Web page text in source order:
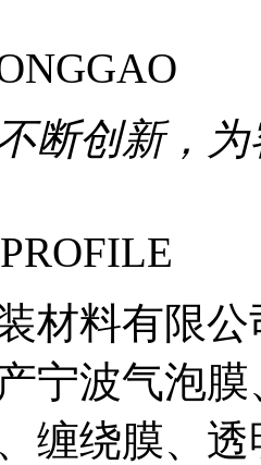
断创新，
材料有限
宁波气泡
缠绕膜、